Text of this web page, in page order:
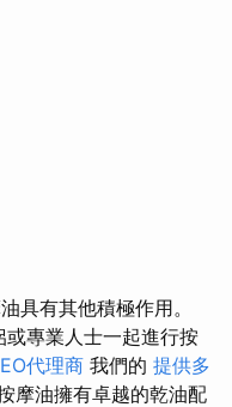
具有其他積極作用。
專業人士一起進行按
代理商 我們的 提供多
摩油擁有卓越的乾油配